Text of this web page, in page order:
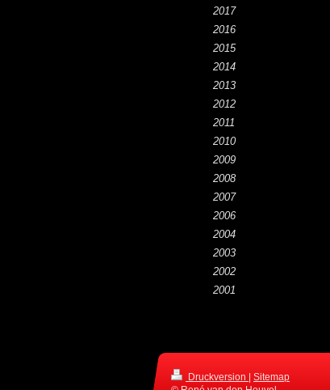
2017
2016
2015
2014
2013
2012
2011
2010
2009
2008
2007
2006
2004
2003
2002
2001
Druckversion | Sitemap